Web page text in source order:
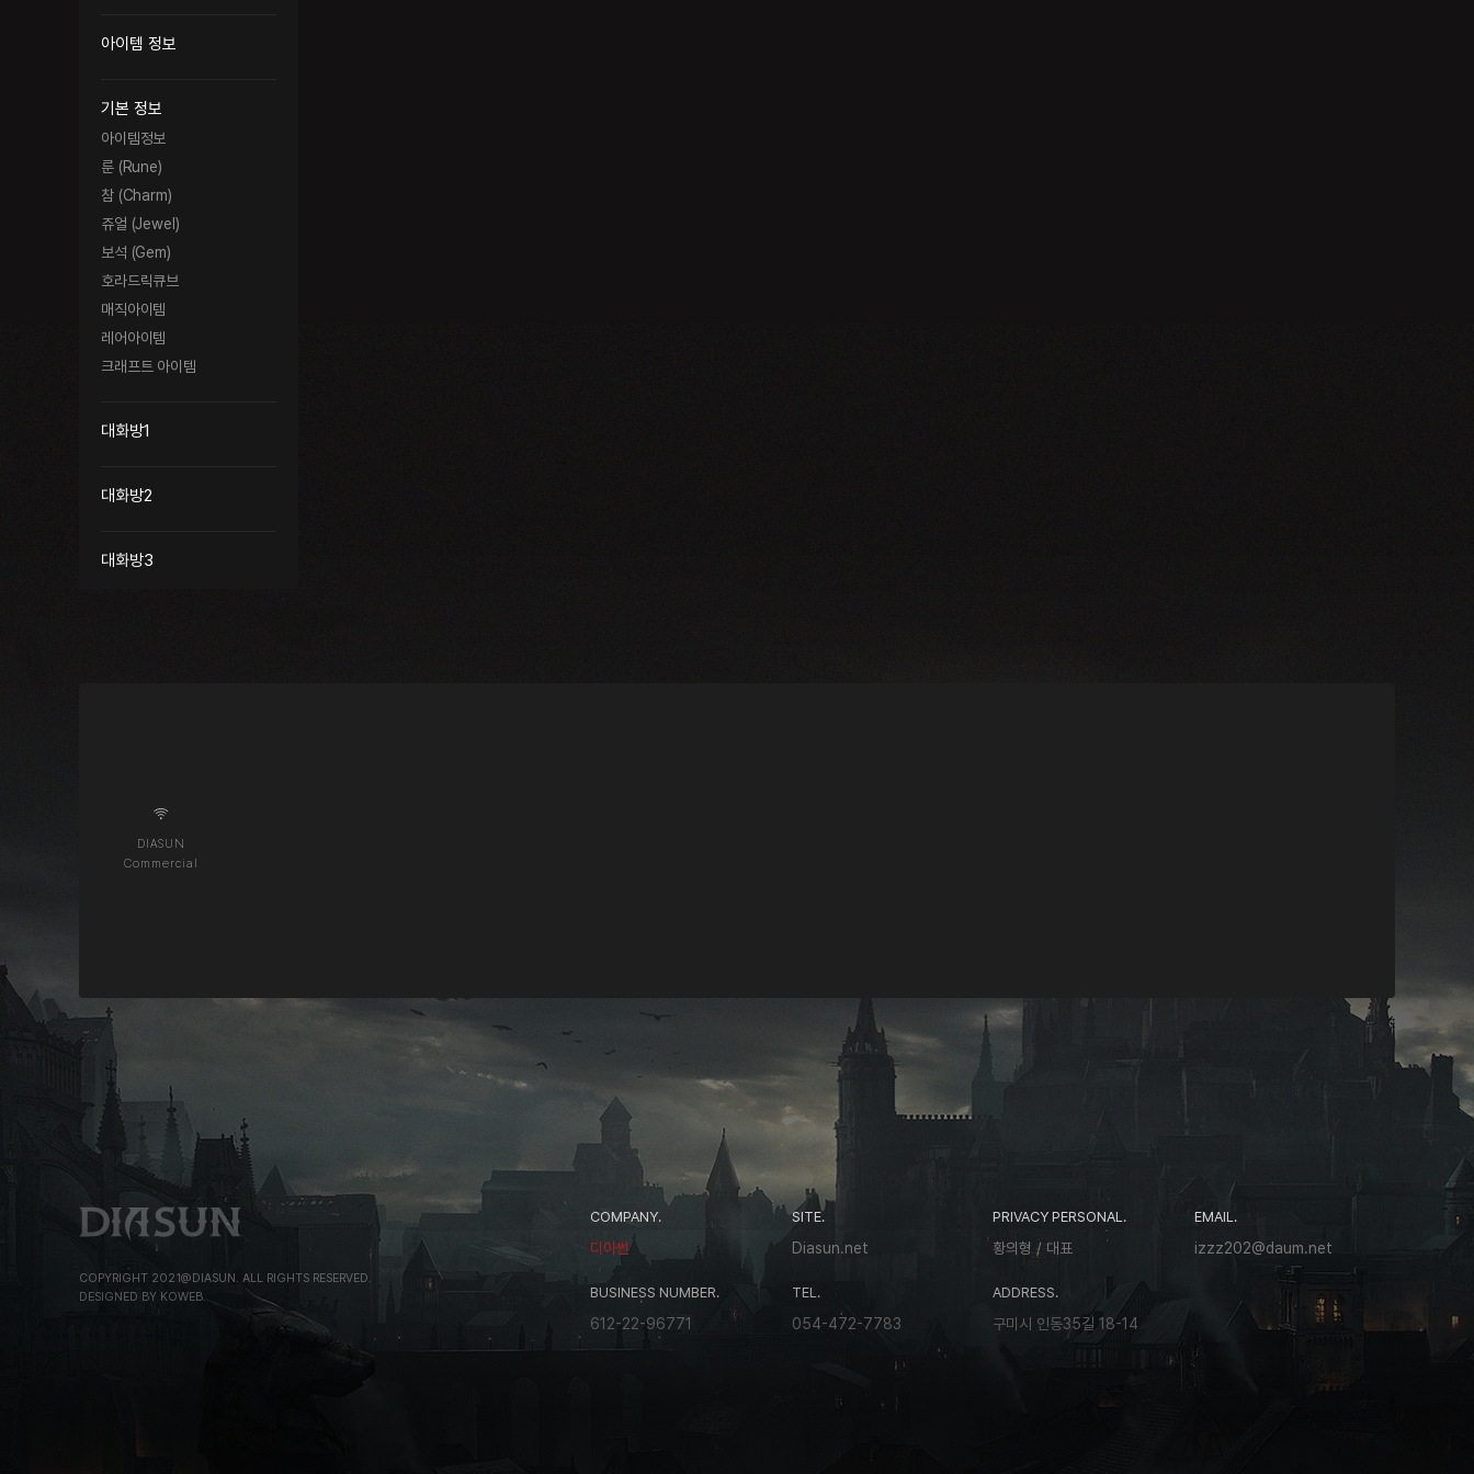
아이템 정보
기본 정보
아이템정보
룬 (Rune)
참 (Charm)
쥬얼 (Jewel)
보석 (Gem)
호라드릭큐브
매직아이템
레어아이템
크래프트 아이템
대화방1
대화방2
대화방3
DIASUN
Commercial
COPYRIGHT 2021@DIASUN. ALL RIGHTS RESERVED.
DESIGNED BY KOWEB.
COMPANY.
디아썬
SITE.
Diasun.net
PRIVACY PERSONAL.
황의형 / 대표
EMAIL.
izzz202@daum.net
BUSINESS NUMBER.
612-22-96771
TEL.
054-472-7783
ADDRESS.
구미시 인동35길 18-14